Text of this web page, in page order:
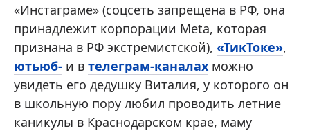
«Инстаграме» (соцсеть запрещена в РФ, она
принадлежит корпорации Meta, которая
признана в РФ экстремистской), «ТикТоке»,
ютьюб- и в телеграм-каналах можно
увидеть его дедушку Виталия, у которого он
в школьную пору любил проводить летние
каникулы в Краснодарском крае, маму